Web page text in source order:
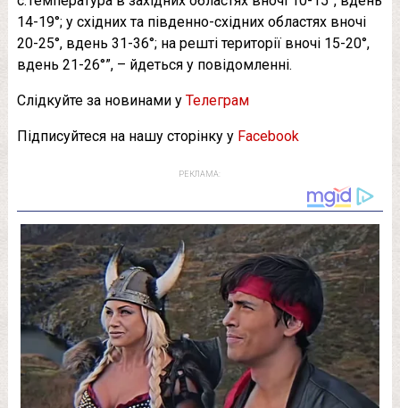
14-19°; у східних та південно-східних областях вночі
20-25°, вдень 31-36°; на решті території вночі 15-20°,
вдень 21-26°”, – йдеться у повідомленні.
Слідкуйте за новинами у Телеграм
Підписуйтеся на нашу сторінку у Facebook
РЕКЛАМА: